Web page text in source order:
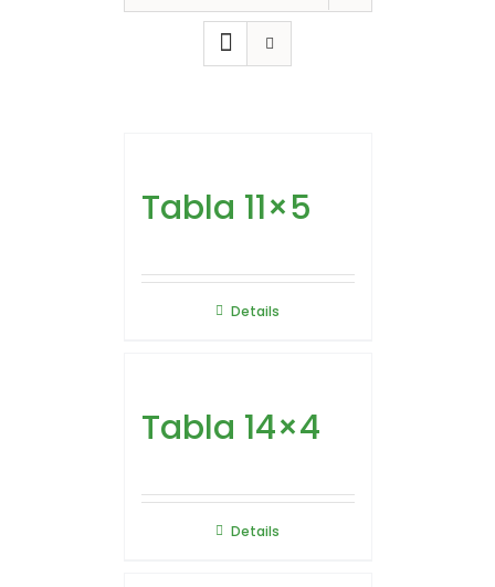
Tabla 11×5
Details
Tabla 14×4
Details